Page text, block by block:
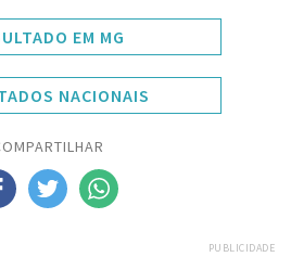
EM MG
NACIONAIS
PUBLICIDADE